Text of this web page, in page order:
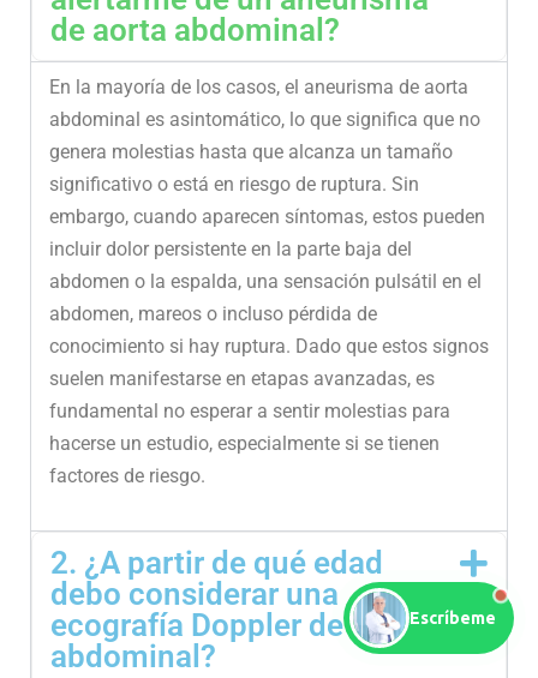
de aorta abdominal?
En la mayoría de los casos, el aneurisma de aorta
abdominal es asintomático, lo que significa que no
genera molestias hasta que alcanza un tamaño
significativo o está en riesgo de ruptura. Sin
embargo, cuando aparecen síntomas, estos pueden
incluir dolor persistente en la parte baja del
abdomen o la espalda, una sensación pulsátil en el
abdomen, mareos o incluso pérdida de
conocimiento si hay ruptura. Dado que estos signos
suelen manifestarse en etapas avanzadas, es
fundamental no esperar a sentir molestias para
hacerse un estudio, especialmente si se tienen
factores de riesgo.
2. ¿A partir de qué edad
debo considerar una
ecografía Doppler de aorta
abdominal?
Escríbeme